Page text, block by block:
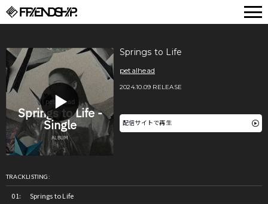
Springs to Life
petalhead
2024.10.09 RELEASE
配信サイトで再生
TRACKLISTING:
Springs to Life